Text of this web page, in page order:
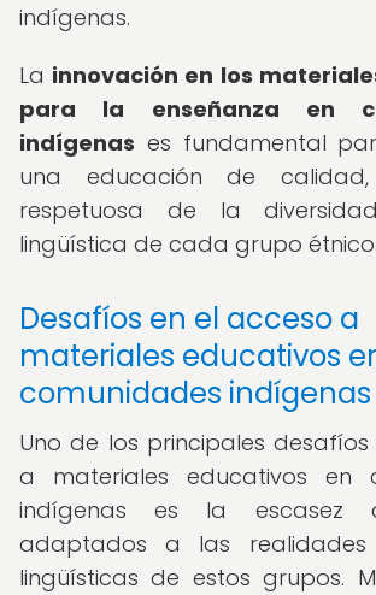
indígenas.
La innovación en los
para la enseñanza en
indígenas es fundamental
una educación de
respetuosa de la
lingüística de cada grupo étnico.
Desafíos en el acceso a
materiales educativos
comunidades indígenas
Uno de los principales
a materiales educativos en
indígenas es la escasez
adaptados a las realidades
lingüísticas de estos grupos.